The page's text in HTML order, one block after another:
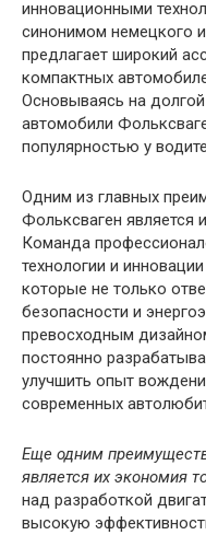
инновационными
синонимом немецкого
предлагает широкий
компактных
Основываясь на
автомобили
популярностью у
Одним из главных
Фольксваген является
Команда
технологии и
которые не только
безопасности и
превосходным
постоянно
улучшить опыт
современных
Еще одним
является их экономия
над разработкой
высокую